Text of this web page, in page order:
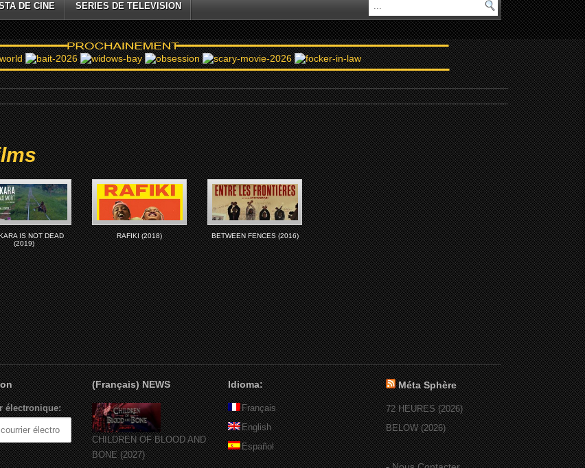
DE CINE SERIES DE TELEVISION
IS NOT DEAD
(2019)
RAFIKI (2018) BETWEEN FENCES (2016)
électronique:
(Français) NEWS
CHILDREN OF BLOOD AND
BONE (2027)
Idioma:
Français
English
Español
Méta Sphère
72 HEURES (2026)
BELOW (2026)